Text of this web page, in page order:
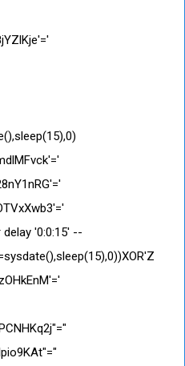
'0:0:15' --